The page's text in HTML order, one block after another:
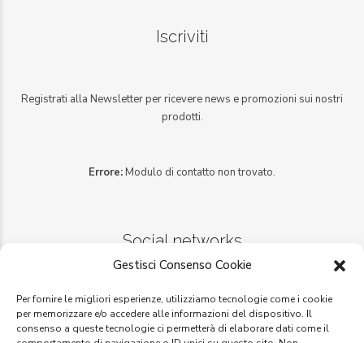
Gestisci Consenso Cookie
Per fornire le migliori esperienze, utilizziamo tecnologie come i cookie
per memorizzare e/o accedere alle informazioni del dispositivo. Il
consenso a queste tecnologie ci permetterà di elaborare dati come il
Iscriviti
Registrati alla Newsletter per ricevere news e promozioni sui nostri
prodotti.
Errore: Modulo di contatto non trovato.
Social networks
Facebook